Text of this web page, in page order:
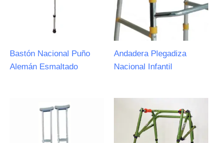
Bastón Nacional Puño
Alemán Esmaltado
Andadera Plegadiza
Nacional Infantil